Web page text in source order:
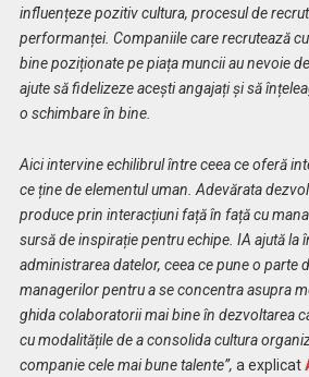
influențeze pozitiv cultura, procesul de
performanței. Companiile care recrutează
bine poziționate pe piața muncii au nevoie
ajute să fidelizeze acești angajați și să
o schimbare în bine.
Aici intervine echilibrul între ceea ce oferă
ce ține de elementul uman. Adevărata
produce prin interacțiuni față în față cu
sursă de inspirație pentru echipe. IA ajută la
administrarea datelor, ceea ce pune o parte
managerilor pentru a se concentra asupra
ghida colaboratorii mai bine în dezvoltarea
cu modalitățile de a consolida cultura
companie cele mai bune talente”, a explicat